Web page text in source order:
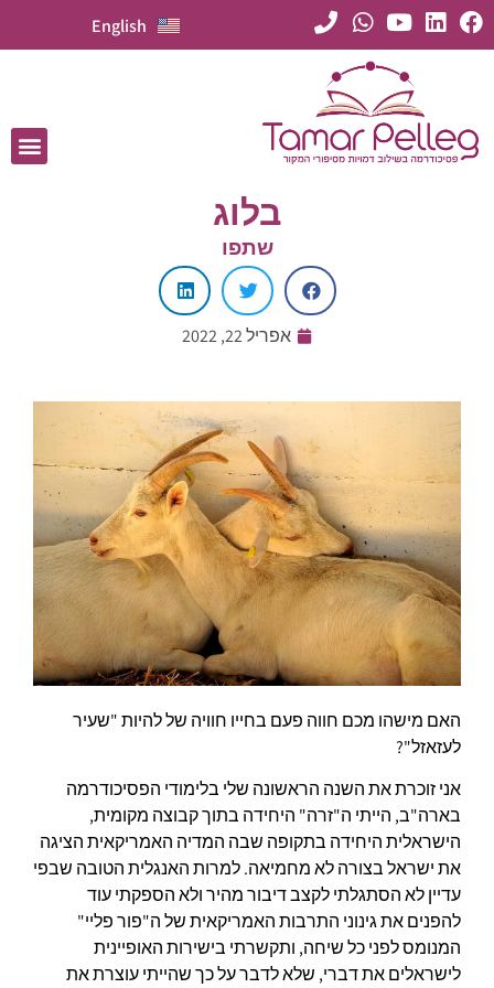
English
בלוג
שתפו
אפריל 22, 2022
האם מישהו מכם חווה פעם בחייו חוויה של להיות "שעיר
לעזאזל"?
אני זוכרת את השנה הראשונה שלי בלימודי הפסיכודרמה
בארה"ב, הייתי ה"זרה" היחידה בתוך קבוצה מקומית,
הישראלית היחידה בתקופה שבה המדיה האמריקאית הציגה
את ישראל בצורה לא מחמיאה. למרות האנגלית הטובה שבפי
עדיין לא הסתגלתי לקצב דיבור מהיר ולא הספקתי עוד
להפנים את גינוני התרבות האמריקאית של ה"פור פליי"
המנומס לפני כל שיחה, ותקשרתי בישירות האופיינית
לישראלים את דברי, שלא לדבר על כך שהייתי עוצרת את